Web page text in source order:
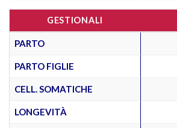
GESTIONALI
PARTO
PARTO FIGLIE
CELL. SOMATICHE
LONGEVITÀ